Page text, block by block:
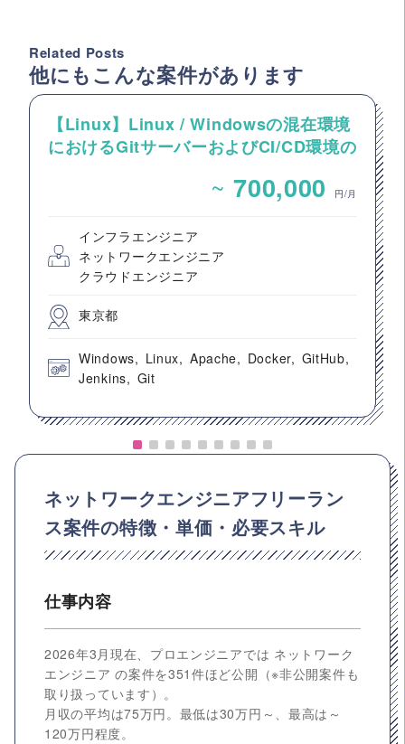
Related Posts
他にもこんな案件があります
【Linux】Linux / Windowsの混在環境
におけるGitサーバーおよびCI/CD環境の
~ 700,000 円/月
インフラエンジニア
ネットワークエンジニア
クラウドエンジニア
東京都
Windows Linux Apache Docker
GitHub
Jenkins
Git
ネットワークエンジニアフリーラン
ス案件の特徴・単価・必要スキル
仕事内容
2026年3月現在、プロエンジニアでは ネットワーク
エンジニア の案件を351件ほど公開（※非公開案件も
取り扱っています）。
月収の平均は75万円。最低は30万円～、最高は～
120万円程度。